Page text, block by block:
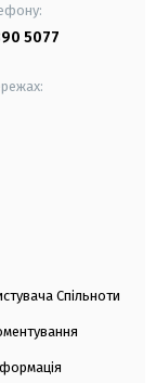
5077
Спільноти